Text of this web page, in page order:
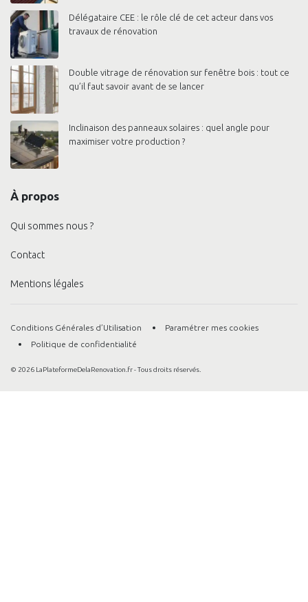
Délégataire CEE : le rôle clé de cet acteur dans vos
travaux de rénovation
Double vitrage de rénovation sur fenêtre bois : tout ce
qu’il faut savoir avant de se lancer
Inclinaison des panneaux solaires : quel angle pour
maximiser votre production ?
À propos
Qui sommes nous ?
Contact
Mentions légales
Conditions Générales d’Utilisation
Paramétrer mes cookies
Politique de confidentialité
© 2026 LaPlateformeDelaRenovation.fr - Tous droits réservés.